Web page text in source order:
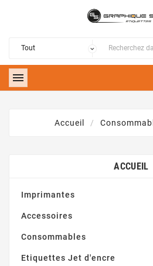

Accueil
ACCUEIL
Imprimantes
Accessoires
Consommables
Etiquettes Jet d'encre